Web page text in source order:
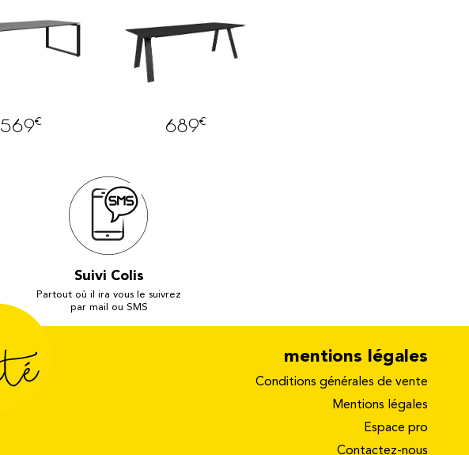
569€ 689€
Suivi Colis
Partout où il ira vous le suivrez
par mail ou SMS
mentions légales
Conditions générales de vente
Mentions légales
Espace pro
Contactez-nous